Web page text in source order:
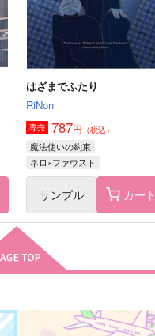
サンプル 作品詳細
円（税込）
はざまでふたり
RiNon
専売 787円 （税込）
魔法使いの約束
ネロ×ファウスト
サンプル カート